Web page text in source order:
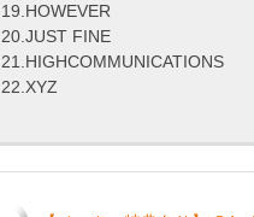
19.HOWEVER
20.JUST FINE
21.HIGHCOMMUNICATIONS
22.XYZ